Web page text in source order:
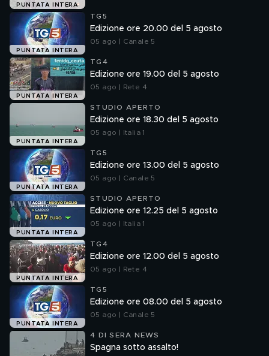
PUNTATA INTERA
PUNTATA INTERA
TG5
Edizione ore 20.00 del 5 agosto
05 ago | Canale 5
PUNTATA INTERA
TG4
Edizione ore 19.00 del 5 agosto
05 ago | Rete 4
PUNTATA INTERA
STUDIO APERTO
Edizione ore 18.30 del 5 agosto
05 ago | Italia 1
PUNTATA INTERA
TG5
Edizione ore 13.00 del 5 agosto
05 ago | Canale 5
PUNTATA INTERA
STUDIO APERTO
Edizione ore 12.25 del 5 agosto
05 ago | Italia 1
PUNTATA INTERA
TG4
Edizione ore 12.00 del 5 agosto
05 ago | Rete 4
PUNTATA INTERA
TG5
Edizione ore 08.00 del 5 agosto
05 ago | Canale 5
4 DI SERA NEWS
Spagna sotto assalto!